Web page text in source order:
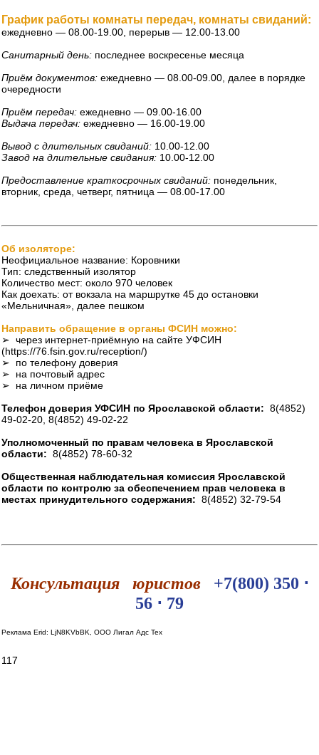
График работы комнаты передач, комнаты свиданий:
ежедневно — 08.00-19.00, перерыв — 12.00-13.00
Санитарный день: последнее воскресенье месяца
Приём документов: ежедневно — 08.00-09.00, далее в порядке
очередности
Приём передач: ежедневно — 09.00-16.00
Выдача передач: ежедневно — 16.00-19.00
Вывод с длительных свиданий: 10.00-12.00
Завод на длительные свидания: 10.00-12.00
Предоставление краткосрочных свиданий: понедельник,
вторник, среда, четверг, пятница — 08.00-17.00
Об изоляторе:
Неофициальное название: Коровники
Тип: следственный изолятор
Количество мест: около 970 человек
Как доехать: от вокзала на маршрутке 45 до остановки
«Мельничная», далее пешком
Направить обращение в органы ФСИН можно:
➢ через интернет-приёмную на сайте УФСИН
(https://76.fsin.gov.ru/reception/)
➢ по телефону доверия
➢ на почтовый адрес
➢ на личном приёме
Телефон доверия УФСИН по Ярославской области: 8(4852)
49-02-20, 8(4852) 49-02-22
Уполномоченный по правам человека в Ярославской
области: 8(4852) 78-60-32
Общественная наблюдательная комиссия Ярославской
области по контролю за обеспечением прав человека в
местах принудительного содержания: 8(4852) 32-79-54
Консультация юристов
+7(800) 350 ⋅
56 ⋅ 79
Реклама Erid: LjN8KVbBK, ООО Лигал Адс Тех
117